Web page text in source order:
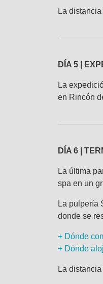
La
DÍA 5 |
La
en Rincón
DÍA 6 |
La última
spa en un
La pulpería
donde se
+ Dónde
+ Dónde
La